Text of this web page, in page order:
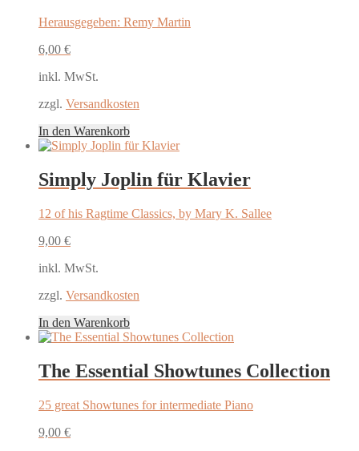
Herausgegeben: Remy Martin
6,00 €
inkl. MwSt.
zzgl. Versandkosten
In den Warenkorb
Simply Joplin für Klavier
12 of his Ragtime Classics, by Mary K. Sallee
9,00 €
inkl. MwSt.
zzgl. Versandkosten
In den Warenkorb
The Essential Showtunes Collection
25 great Showtunes for intermediate Piano
9,00 €